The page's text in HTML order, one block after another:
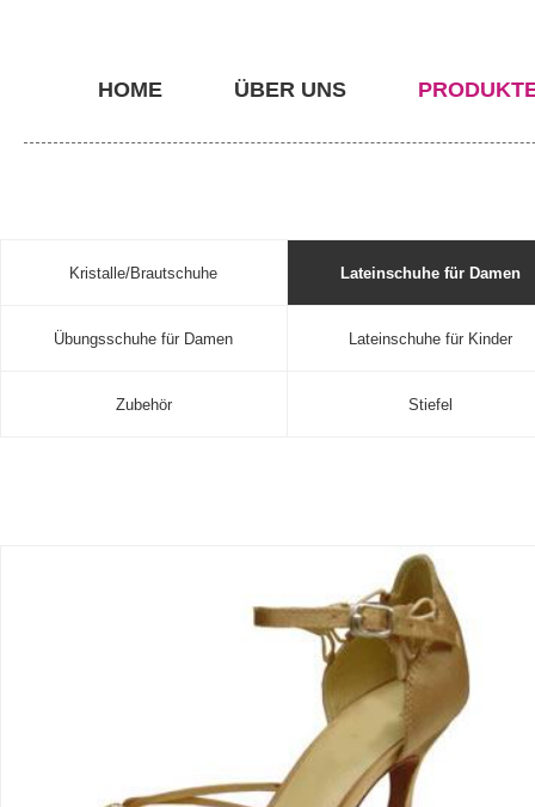
HOME ÜBER UNS
Kristalle/Brautschuhe Lateinschuhe für Damen
Übungsschuhe für Damen Lateinschuhe für Kinder
Zubehör Stiefel